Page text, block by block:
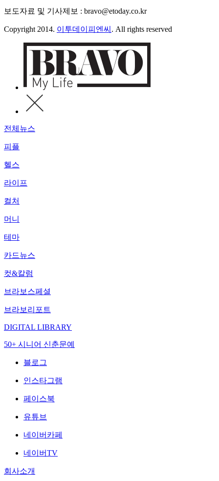
보도자료 및 기사제보 : bravo@etoday.co.kr
Copyright 2014. 이투데이피엔씨 . All rights reserved
전체뉴스
피플
헬스
라이프
컬처
머니
테마
카드뉴스
컷&칼럼
브라보스페셜
브라보리포트
DIGITAL LIBRARY
50+ 시니어 신춘문예
블로그
인스타그램
페이스북
유튜브
네이버카페
네이버TV
회사소개